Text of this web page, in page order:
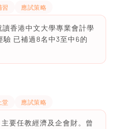
習 應試策略
香港中文大學專業會計學
驗 已補過8名中3至中6的
堂 應試策略
要任教經濟及企會財。曾